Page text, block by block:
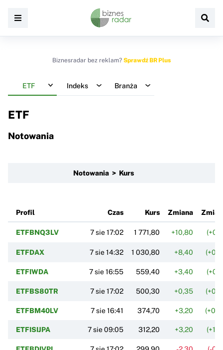
Biznesradar bez reklam? Sprawdź BR Plus
ETF Indeks Branża
ETF
Notowania
Notowania > Kurs
Profil Czas Kurs Zmiana
ETFBNQ3LV 7 sie 17:02 1 771,80 +10,80
ETFDAX 7 sie 14:32 1 030,80 +8,40
ETFIWDA 7 sie 16:55 559,40 +3,40
ETFBS80TR 7 sie 17:02 500,30 +0,35
ETFBM40LV 7 sie 16:41 374,70 +3,20
ETFISIJPA 7 sie 09:05 312,20 +3,20